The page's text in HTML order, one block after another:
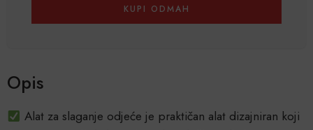
KUPI ODMAH
Opis
Alat za slaganje odjeće je praktičan alat dizajniran koji